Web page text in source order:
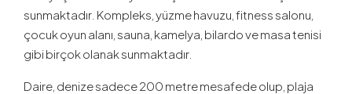
sunmaktadır. Kompleks, yüzme havuzu, fitness salonu,
çocuk oyun alanı, sauna, kamelya, bilardo ve masa tenisi
gibi birçok olanak sunmaktadır.
Daire, denize sadece 200 metre mesafede olup, plaja